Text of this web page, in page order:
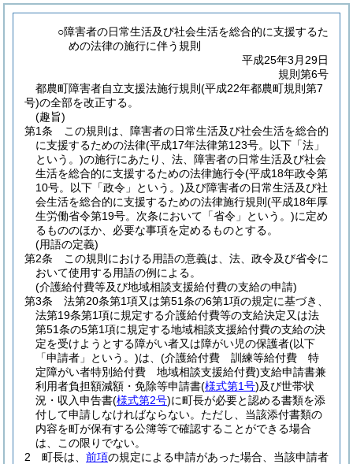
○障害者の日常生活及び社会生活を総合的に支援するた
めの法律の施行に伴う規則
平成25年3月29日
規則第6号
都農町障害者自立支援法施行規則(平成22年都農町規則第7
号)の全部を改正する。
(趣旨)
第1条
この規則は、障害者の日常生活及び社会生活を総合的
に支援するための法律(平成17年法律第123号。以下「法」
という。)の施行にあたり、法、障害者の日常生活及び社会
生活を総合的に支援するための法律施行令(平成18年政令第
10号。以下「政令」という。)及び障害者の日常生活及び社
会生活を総合的に支援するための法律施行規則 (平成18年厚
生労働省令第19号。次条において「省令」という。)に定め
るもののほか、必要な事項を定めるものとする。
(用語の定義)
第2条
この規則における用語の意義は、法、政令及び省令に
おいて使用する用語の例による。
(介護給付費等及び地域相談支援給付費の支給の申請)
第3条
法第20条第1項又は第51条の6第1項の規定に基づき、
法第19条第1項に規定する介護給付費等の支給決定又は法
第51条の5第1項に規定する地域相談支援給付費の支給の決
定を受けようとする障がい者又は障がい児の保護者(以下
「申請者」という。)は、 (介護給付費 訓練等給付費 特
定障がい者特別給付費 地域相談支援給付費)支給申請書兼
利用者負担額減額・免除等申請書(様式第1号)及び世帯状
況・収入申告書(様式第2号)に町長が必要と認める書類を添
付して申請しなければならない。 ただし、当該添付書類の
内容を町が保有する公簿等で確認することができる場合
は、この限りでない。
2
町長は、 前項の規定による申請があった場合、当該申請者